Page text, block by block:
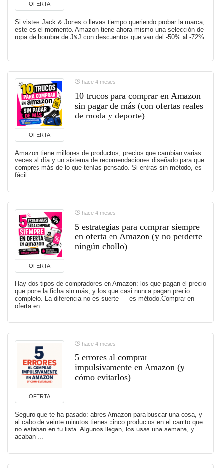
OFERTA
Si vistes Jack & Jones o llevas tiempo queriendo probar la marca,
este es el momento. Amazon tiene ahora mismo una selección de
ropa de hombre de J&J con descuentos que van del -50% al -72%
...
OFERTA
hace 4 meses
10 trucos para comprar en Amazon
sin pagar de más (con ofertas reales
de moda y deporte)
Amazon tiene millones de productos, precios que cambian varias
veces al día y un sistema de recomendaciones diseñado para que
compres más de lo que tenías pensado. Si entras sin método, es
fácil ...
OFERTA
hace 4 meses
5 estrategias para comprar siempre
en oferta en Amazon (y no perderte
ningún chollo)
Hay dos tipos de compradores en Amazon: los que pagan el precio
que pone la ficha sin más, y los que casi nunca pagan precio
completo. La diferencia no es suerte — es método.Comprar en
oferta en ...
OFERTA
hace 4 meses
5 errores al comprar
impulsivamente en Amazon (y
cómo evitarlos)
Seguro que te ha pasado: abres Amazon para buscar una cosa, y
al cabo de veinte minutos tienes cinco productos en el carrito que
no estaban en tu lista. Algunos llegan, los usas una semana, y
acaban ...